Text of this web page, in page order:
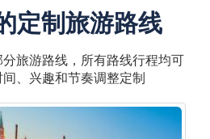
定制旅游路线
旅游路线，所有路线行程均可
、兴趣和节奏调整定制